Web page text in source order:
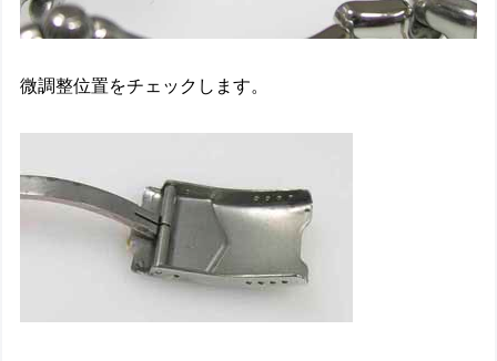
微調整位置をチェックします。